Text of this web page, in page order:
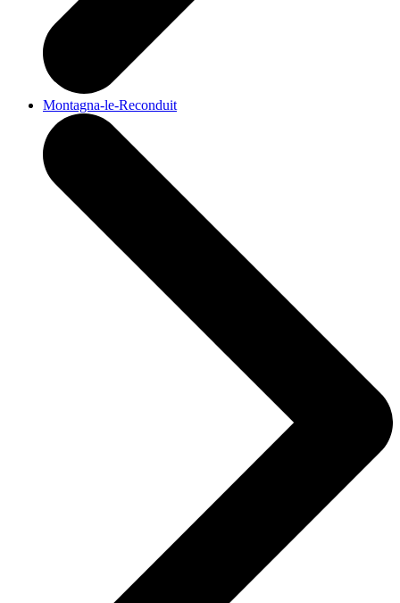
Montagna-le-Reconduit